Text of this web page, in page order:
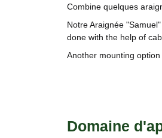
Combine quelques
Notre Araignée
done with the help of
Another mounting
Domaine